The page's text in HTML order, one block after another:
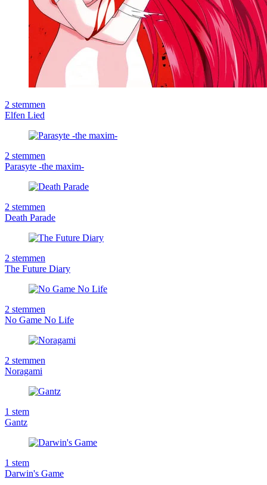
2 stemmen
Elfen Lied
2 stemmen
Parasyte -the maxim-
2 stemmen
Death Parade
2 stemmen
The Future Diary
2 stemmen
No Game No Life
2 stemmen
Noragami
1 stem
Gantz
1 stem
Darwin's Game